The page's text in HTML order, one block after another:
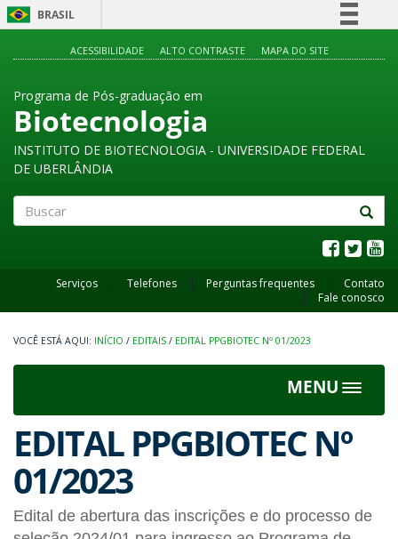
BRASIL
Legislação
ACESSIBILIDADE ALTO CONTRASTE MAPA DO SITE
Programa de Pós-graduação em
Biotecnologia
INSTITUTO DE BIOTECNOLOGIA - UNIVERSIDADE FEDERAL
DE UBERLÂNDIA
Serviços Telefones Perguntas frequentes
Contato
Fale conosco
INÍCIO / EDITAIS / EDITAL PPGBIOTEC Nº 01/2023
MENU
Toggle
EDITAL PPGBIOTEC Nº
01/2023
Edital de abertura das inscrições e do processo de